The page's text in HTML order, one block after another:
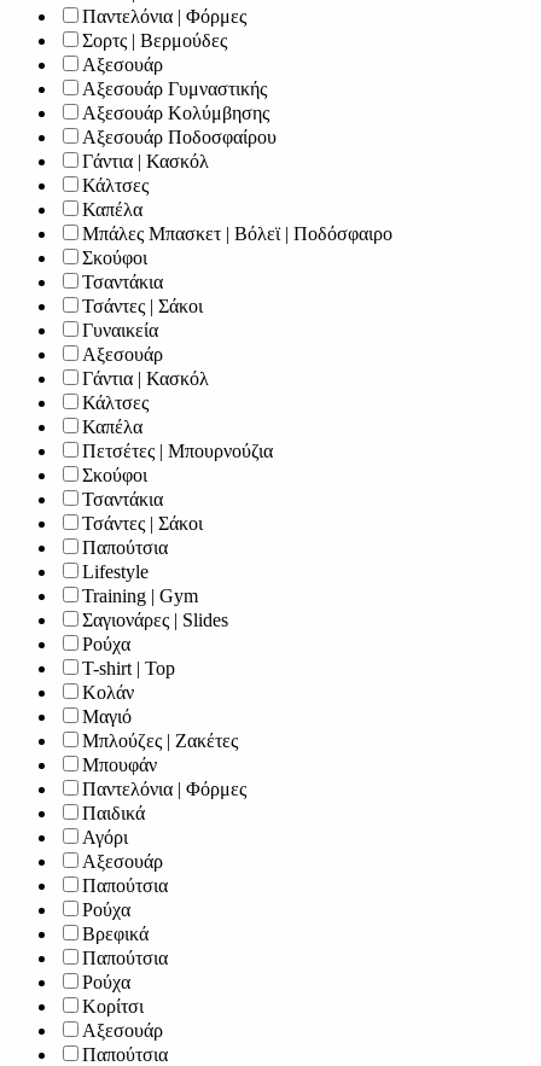
Παντελόνια | Φόρμες
Σορτς | Βερμούδες
Αξεσουάρ
Αξεσουάρ Γυμναστικής
Αξεσουάρ Κολύμβησης
Αξεσουάρ Ποδοσφαίρου
Γάντια | Κασκόλ
Κάλτσες
Καπέλα
Μπάλες Μπασκετ | Βόλεϊ | Ποδόσφαιρο
Σκούφοι
Τσαντάκια
Τσάντες | Σάκοι
Γυναικεία
Αξεσουάρ
Γάντια | Κασκόλ
Κάλτσες
Καπέλα
Πετσέτες | Μπουρνούζια
Σκούφοι
Τσαντάκια
Τσάντες | Σάκοι
Παπούτσια
Lifestyle
Training | Gym
Σαγιονάρες | Slides
Ρούχα
T-shirt | Top
Κολάν
Μαγιό
Μπλούζες | Ζακέτες
Μπουφάν
Παντελόνια | Φόρμες
Παιδικά
Αγόρι
Αξεσουάρ
Παπούτσια
Ρούχα
Βρεφικά
Παπούτσια
Ρούχα
Κορίτσι
Αξεσουάρ
Παπούτσια